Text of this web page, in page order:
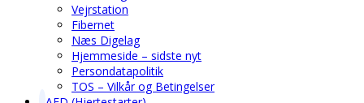
Vejrstation
Fibernet
Næs Digelag
Hjemmeside – sidste nyt
Persondatapolitik
TOS – Vilkår og Betingelser